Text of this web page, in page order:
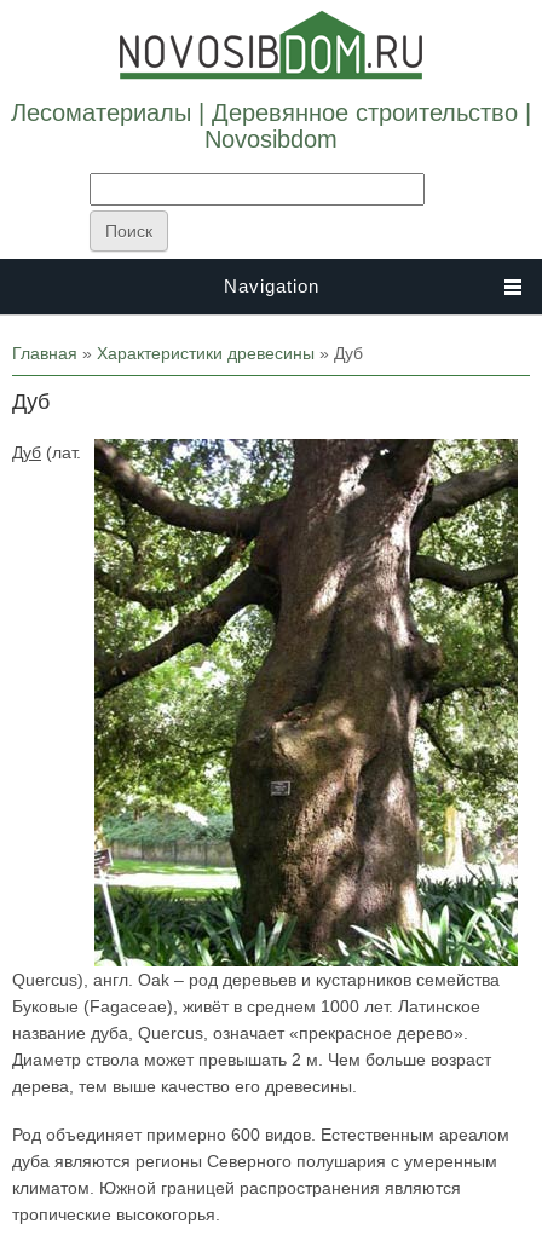
Лесоматериалы | Деревянное строительство |
Novosibdom
Navigation
Вы здесь
Главная » Характеристики древесины » Дуб
Дуб
Дуб (лат.
Quercus), англ. Oak – род деревьев и кустарников семейства
Буковые (Fagaceae), живёт в среднем 1000 лет. Латинское
название дуба, Quercus, означает «прекрасное дерево».
Диаметр ствола может превышать 2 м. Чем больше возраст
дерева, тем выше качество его древесины.
Род объединяет примерно 600 видов. Естественным ареалом
дуба являются регионы Северного полушария с умеренным
климатом. Южной границей распространения являются
тропические высокогорья.